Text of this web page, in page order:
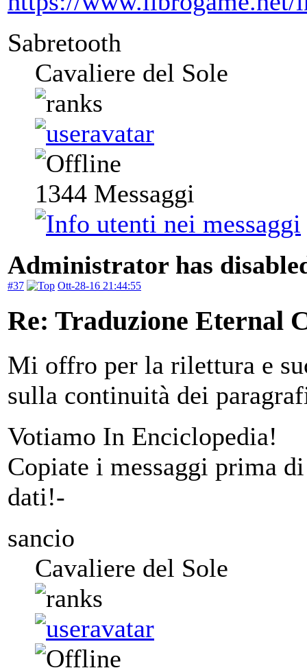
Sabretooth
Cavaliere del Sole
1344 Messaggi
Administrator has
#37 Ott-28-16 21:44:55
Re: Traduzione Eternal
Mi offro per la rilettura e
sulla continuità dei
Votiamo In Enciclopedia!
Copiate i messaggi prima
dati!-
sancio
Cavaliere del Sole